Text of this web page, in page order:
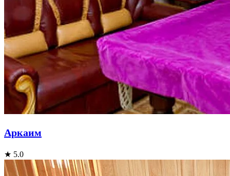
Аркаим
★ 5.0